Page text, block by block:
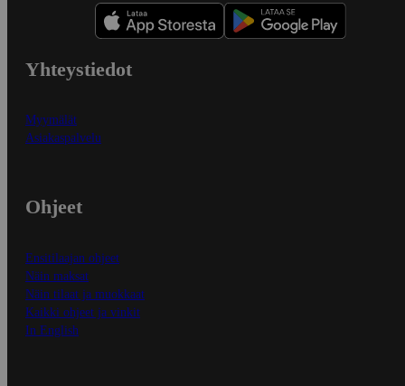
Yhteystiedot
Myymälät
Asiakaspalvelu
Ohjeet
Ensitilaajan ohjeet
Näin maksat
Näin tilaat ja muokkaat
Kaikki ohjeet ja vinkit
In English